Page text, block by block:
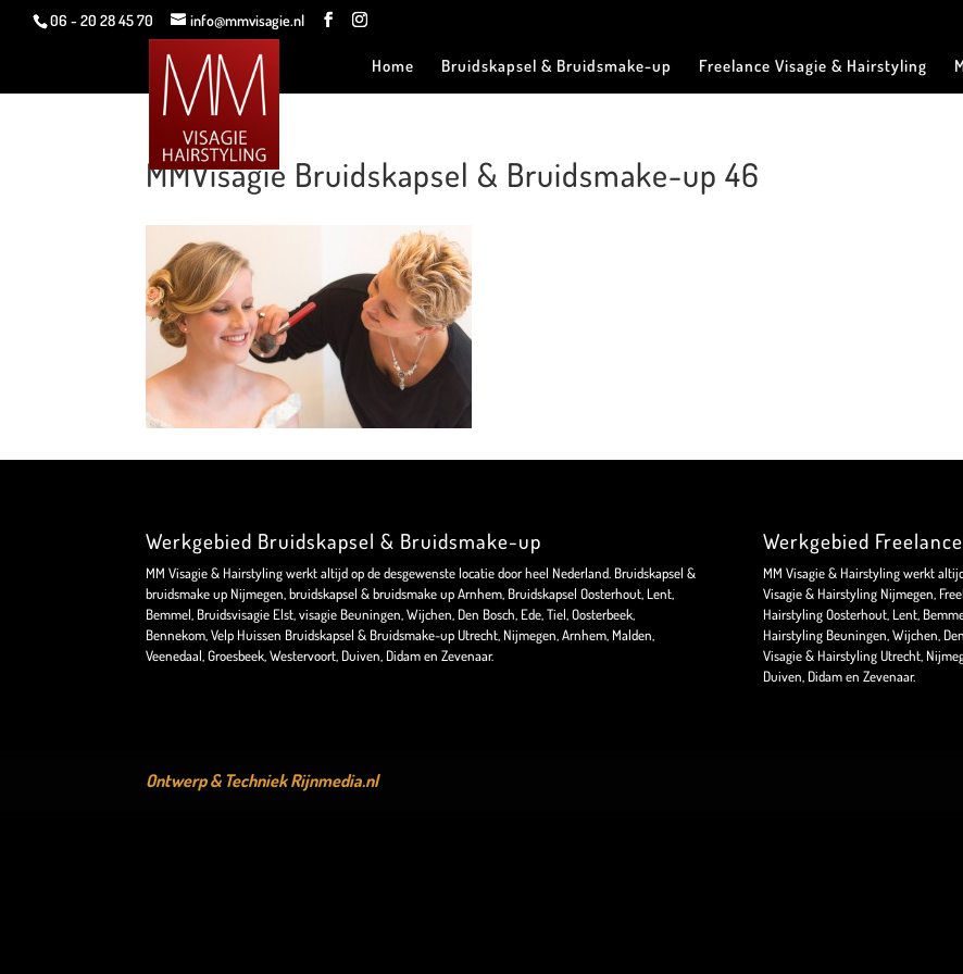
06 - 20 28 45 70 info@mmvisagie.nl
Home Bruidskapsel & Bruidsmake-up Freelance Visagie & Hairstyling
MMVisagie Bruidskapsel & Bruidsmake-up 46
Werkgebied Bruidskapsel & Bruidsmake-up
MM Visagie & Hairstyling werkt altijd op de desgewenste locatie door heel Nederland. Bruidskapsel &
bruidsmake up Nijmegen, bruidskapsel & bruidsmake up Arnhem, Bruidskapsel Oosterhout, Lent,
Bemmel, Bruidsvisagie Elst, visagie Beuningen, Wijchen, Den Bosch, Ede, Tiel, Oosterbeek,
Bennekom, Velp Huissen Bruidskapsel & Bruidsmake-up Utrecht, Nijmegen, Arnhem, Malden,
Veenedaal, Groesbeek, Westervoort, Duiven, Didam en Zevenaar.
Werkgebied
MM Visagie & Hairstyling werkt
Visagie & Hairstyling Nijmegen,
Hairstyling Oosterhout, Lent,
Hairstyling Beuningen, Wijchen,
Visagie & Hairstyling Utrecht,
Duiven, Didam en Zevenaar.
Ontwerp & TechniekRijnmedia.nl